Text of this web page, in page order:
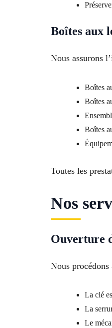
Boîtes aux
Nous assurons
Boîtes
Boîtes
Boîtes
Toutes les
Nos
Ouverture
Nous
La clé
La
Le